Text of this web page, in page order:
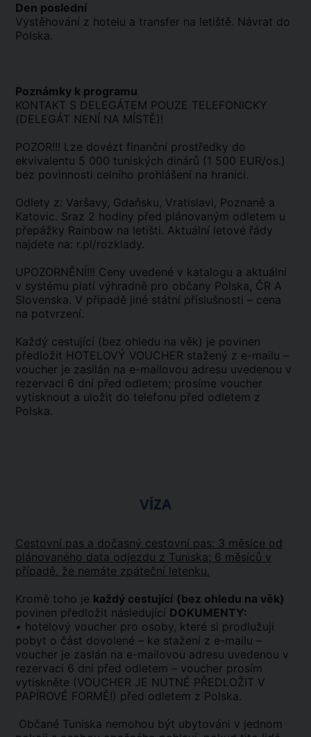
Den poslední
Vystěhování z hotelu a transfer na letiště. Návrat do
Polska.
Poznámky k programu
KONTAKT S DELEGÁTEM POUZE TELEFONICKY
(DELEGÁT NENÍ NA MÍSTĚ)!
POZOR!!! Lze dovézt finanční prostředky do
ekvivalentu 5 000 tuniských dinárů (1 500 EUR/os.)
bez povinnosti celního prohlášení na hranici.
Odlety z: Varšavy, Gdaňsku, Vratislavi, Poznaně a
Katovic. Sraz 2 hodiny před plánovaným odletem u
přepážky Rainbow na letišti. Aktuální letové řády
najdete na: r.pl/rozklady.
UPOZORNĚNÍ!!! Ceny uvedené v katalogu a aktuální
v systému platí výhradně pro občany Polska, ČR A
Slovenska. V případě jiné státní příslušnosti – cena
na potvrzení.
Každý cestující (bez ohledu na věk) je povinen
předložit HOTELOVÝ VOUCHER stažený z e-mailu –
voucher je zasílán na e-mailovou adresu uvedenou v
rezervaci 6 dní před odletem; prosíme voucher
vytisknout a uložit do telefonu před odletem z
Polska.
VÍZA
Cestovní pas a dočasný cestovní pas: 3 měsíce od
plánovaného data odjezdu z Tuniska; 6 měsíců v
případě, že nemáte zpáteční letenku.
Kromě toho je každý cestující (bez ohledu na věk)
povinen předložit následující DOKUMENTY:
• hotelový voucher pro osoby, které si prodlužují
pobyt o část dovolené – ke stažení z e-mailu –
voucher je zaslán na e-mailovou adresu uvedenou v
rezervaci 6 dní před odletem – voucher prosím
vytiskněte (VOUCHER JE NUTNÉ PŘEDLOŽIT V
PAPÍROVÉ FORMĚ!) před odletem z Polska.
Občané Tuniska nemohou být ubytováni v jednom